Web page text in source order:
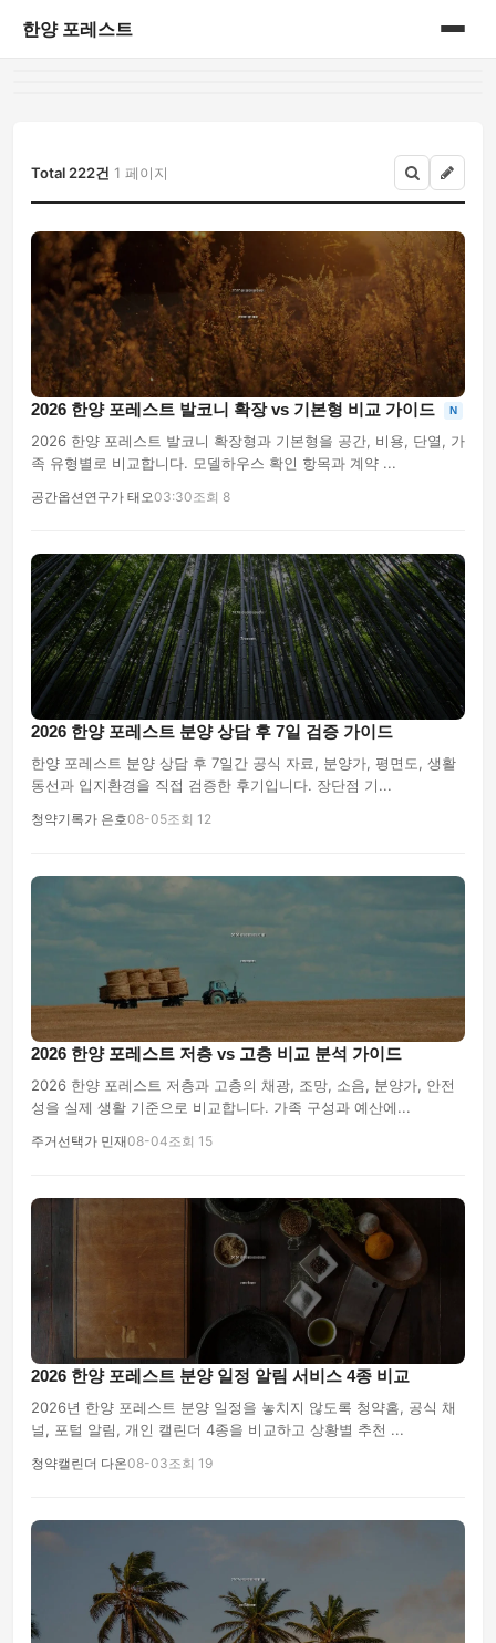
한양 포레스트
Total 222건 1 페이지
2026 한양 포레스트 발코니 확장 vs 기본형 비교 가이드 N
2026 한양 포레스트 발코니 확장형과 기본형을 공간, 비용, 단열, 가
족 유형별로 비교합니다. 모델하우스 확인 항목과 계약 ...
공간옵션연구가 태오03:30조회 8
2026 한양 포레스트 분양 상담 후 7일 검증 가이드
한양 포레스트 분양 상담 후 7일간 공식 자료, 분양가, 평면도, 생활
동선과 입지환경을 직접 검증한 후기입니다. 장단점 기...
청약기록가 은호08-05조회 12
2026 한양 포레스트 저층 vs 고층 비교 분석 가이드
2026 한양 포레스트 저층과 고층의 채광, 조망, 소음, 분양가, 안전
성을 실제 생활 기준으로 비교합니다. 가족 구성과 예산에...
주거선택가 민재08-04조회 15
2026 한양 포레스트 분양 일정 알림 서비스 4종 비교
2026년 한양 포레스트 분양 일정을 놓치지 않도록 청약홈, 공식 채
널, 포털 알림, 개인 캘린더 4종을 비교하고 상황별 추천 ...
청약캘린더 다온08-03조회 19